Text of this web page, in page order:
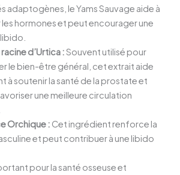
adaptogènes, le Yams Sauvage aide à
hormones et peut encourager une
d’Urtica :Souvent utilisé pour
le bien-être général, cet extrait aide
à soutenir la santé de la prostate et
une meilleure circulation
Orchique : Cet ingrédient renforce la
et peut contribuer à une libido
pour la santé osseuse et